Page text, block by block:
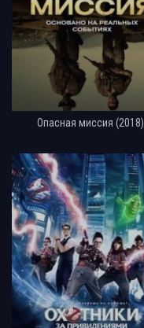
Опасная миссия (2018)